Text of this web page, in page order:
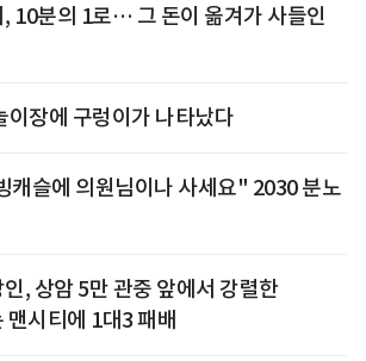
10분의 1로… 그 돈이 옮겨가 사들인
이장에 구렁이가 나타났다
캐슬에 의원님이나 사세요" 2030 분노
, 상암 5만 관중 앞에서 강렬한
맨시티에 1대3 패배